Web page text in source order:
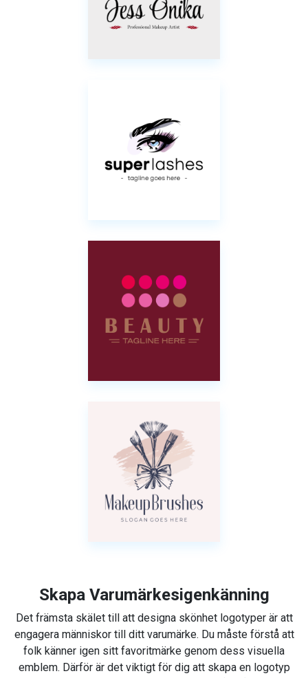
Skapa Varumärkesigenkänning
Det främsta skälet till att designa skönhet logotyper är att
engagera människor till ditt varumärke. Du måste förstå att
folk känner igen sitt favoritmärke genom dess visuella
emblem. Därför är det viktigt för dig att skapa en logotyp